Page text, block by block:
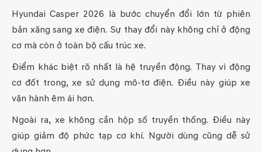
Hyundai Casper 2026 là bước chuyển đổi lớn từ phiên
bản xăng sang xe điện. Sự thay đổi này không chỉ ở động
cơ mà còn ở toàn bộ cấu trúc xe.
Điểm khác biệt rõ nhất là hệ truyền động. Thay vì động
cơ đốt trong, xe sử dụng mô-tơ điện. Điều này giúp xe
vận hành êm ái hơn.
Ngoài ra, xe không cần hộp số truyền thống. Điều này
giúp giảm độ phức tạp cơ khí. Người dùng cũng dễ sử